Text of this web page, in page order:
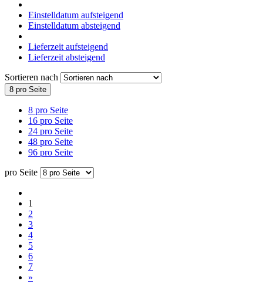
Einstelldatum aufsteigend
Einstelldatum absteigend
Lieferzeit aufsteigend
Lieferzeit absteigend
Sortieren nach
8 pro Seite
8 pro Seite
16 pro Seite
24 pro Seite
48 pro Seite
96 pro Seite
pro Seite
1
2
3
4
5
6
7
»